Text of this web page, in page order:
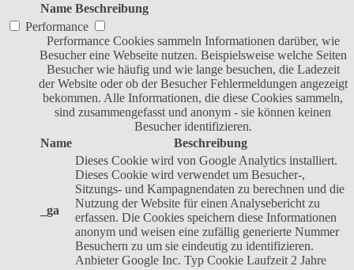
Name Beschreibung
Performance
Performance Cookies sammeln Informationen darüber, wie
Besucher eine Webseite nutzen. Beispielsweise welche Seiten
Besucher wie häufig und wie lange besuchen, die Ladezeit
der Website oder ob der Besucher Fehlermeldungen angezeigt
bekommen. Alle Informationen, die diese Cookies sammeln,
sind zusammengefasst und anonym - sie können keinen
Besucher identifizieren.
Name
Beschreibung
_ga
Dieses Cookie wird von Google Analytics installiert.
Dieses Cookie wird verwendet um Besucher-,
Sitzungs- und Kampagnendaten zu berechnen und die
Nutzung der Website für einen Analysebericht zu
erfassen. Die Cookies speichern diese Informationen
anonym und weisen eine zufällig generierte Nummer
Besuchern zu um sie eindeutig zu identifizieren.
Anbieter Google Inc. Typ Cookie Laufzeit 2 Jahre